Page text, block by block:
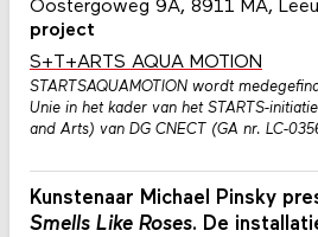
Kunstenaar Michael Pinsky
Smells Like Roses. De
Oostergoweg 9A, 8911 MA,
project
S+T+ARTS AQUA MOTION
STARTSAQUAMOTION wordt
Unie in het kader van het STARTS-
and Arts) van DG CNECT (GA nr. LC-